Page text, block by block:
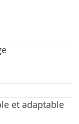
et adaptable